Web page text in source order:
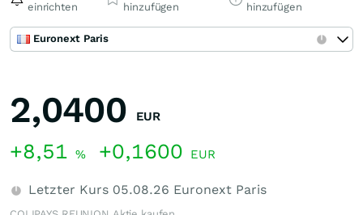
einrichten
hinzufügen
hinzufügen
Euronext Paris
2,0400 EUR
+8,51 % +0,1600 EUR
Letzter Kurs 05.08.26 Euronext Paris